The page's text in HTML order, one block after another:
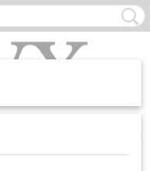
UW WINKELWAGEN